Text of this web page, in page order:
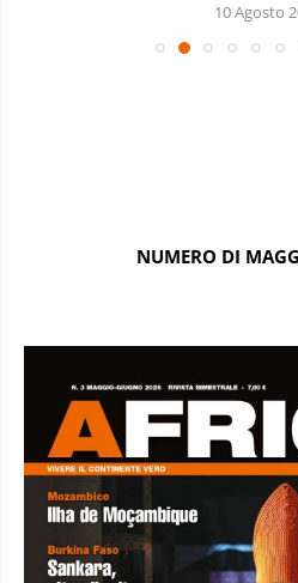
10 Agosto
NUMERO DI